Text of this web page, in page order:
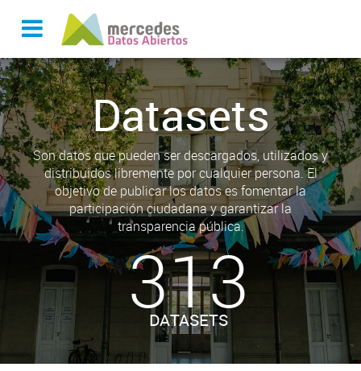
Datasets
Son datos que pueden ser descargados, utilizados y
distribuidos libremente por cualquier persona. El
objetivo de publicar los datos es fomentar la
participación ciudadana y garantizar la
transparencia pública.
313
DATASETS